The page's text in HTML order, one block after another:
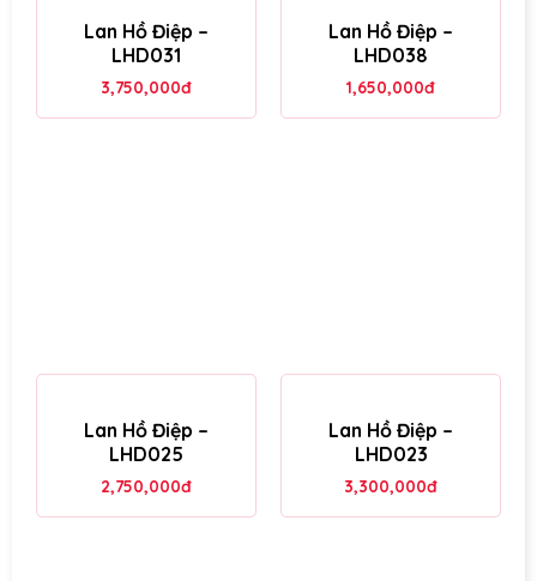
Lan Hồ Điệp –
LHD031
3,750,000đ
Lan Hồ Điệp –
LHD038
1,650,000đ
Lan Hồ Điệp –
LHD025
2,750,000đ
Lan Hồ Điệp –
LHD023
3,300,000đ